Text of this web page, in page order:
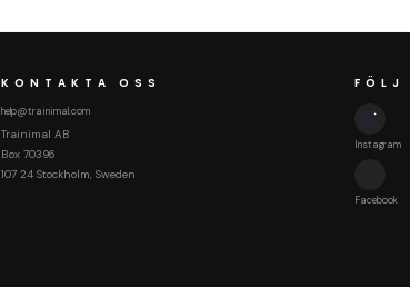
KONTAKTA OSS
help@trainimal.com
Trainimal AB
Box 70396
107 24 Stockholm, Sweden
FÖLJ
Instagram
Facebook